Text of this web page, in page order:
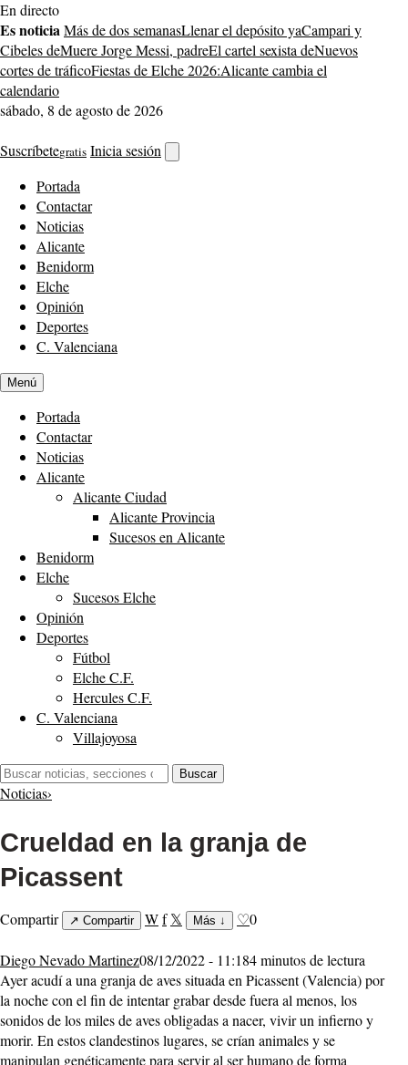
Saltar
al
contenido
En directo
Es noticiaMás de dos semanasLlenar el depósito yaCampari y
Cibeles deMuere Jorge Messi, padreEl cartel sexista deNuevos
cortes de tráficoFiestas de Elche 2026:Alicante cambia el
calendario
sábado, 8 de agosto de 2026
Suscríbetegratis Inicia sesión
buscador
Portada
Contactar
Noticias
Alicante
Benidorm
Elche
Opinión
Deportes
C. Valenciana
Menú
Portada
Contactar
Noticias
Alicante
Alicante Ciudad
Alicante Provincia
Sucesos en Alicante
Benidorm
Elche
Sucesos Elche
Opinión
Deportes
Fútbol
Elche C.F.
Hercules C.F.
C. Valenciana
Villajoyosa
Buscar:
Buscar
Noticias›
Crueldad en la granja de
Picassent
Compartir ↗ Compartir Wf 𝕏 Más ↓ ♡0
Diego Nevado Martinez08/12/2022 - 11:184 minutos de lectura
Ayer acudí a una granja de aves situada en Picassent (Valencia) por
la noche con el fin de intentar grabar desde fuera al menos, los
sonidos de los miles de aves obligadas a nacer, vivir un infierno y
morir. En estos clandestinos lugares, se crían animales y se
manipulan genéticamente para servir al ser humano de forma